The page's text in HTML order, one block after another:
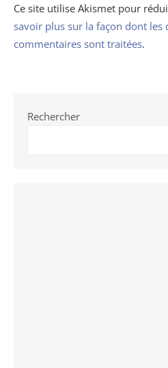
Ce site utilise Akismet pour
savoir plus sur la façon dont les
commentaires sont traitées.
Rechercher